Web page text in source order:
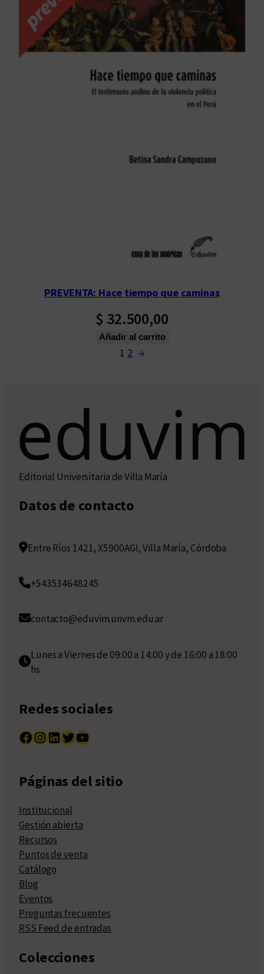
PREVENTA: Hace tiempo que caminas
$ 32.500,00
Añadir al carrito
1 2 →
Editorial Universitaria de Villa María
Datos de contacto
Entre Ríos 1421, X5900AGI, Villa María, Córdoba
+543534648245
contacto@eduvim.unvm.edu.ar
Lunes a Viernes de 09:00 a 14:00 y de 16:00 a 18:00
hs
Redes sociales
Facebook InstagramLinkedIn Twitter YouTube
Páginas del sitio
Institucional
Gestión abierta
Recursos
Puntos de venta
Catálogo
Blog
Eventos
Preguntas frecuentes
RSS Feed de entradas
Colecciones